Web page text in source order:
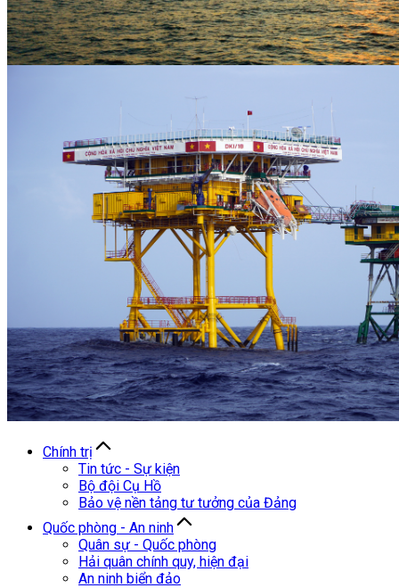
Chính trị
Tin tức - Sự kiện
Bộ đội Cụ Hồ
Bảo vệ nền tảng tư tưởng của Đảng
Quốc phòng - An ninh
Quân sự - Quốc phòng
Hải quân chính quy, hiện đại
An ninh biển đảo